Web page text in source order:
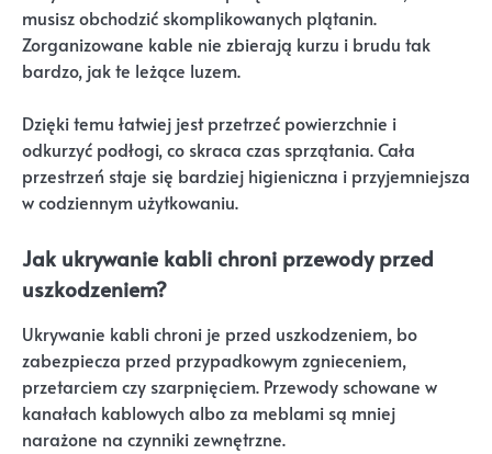
musisz obchodzić skomplikowanych plątanin.
Zorganizowane kable nie zbierają kurzu i brudu tak
bardzo, jak te leżące luzem.
Dzięki temu łatwiej jest przetrzeć powierzchnie i
odkurzyć podłogi, co skraca czas sprzątania. Cała
przestrzeń staje się bardziej higieniczna i przyjemniejsza
w codziennym użytkowaniu.
Jak ukrywanie kabli chroni przewody przed
uszkodzeniem?
Ukrywanie kabli chroni je przed uszkodzeniem, bo
zabezpiecza przed przypadkowym zgnieceniem,
przetarciem czy szarpnięciem. Przewody schowane w
kanałach kablowych albo za meblami są mniej
narażone na czynniki zewnętrzne.